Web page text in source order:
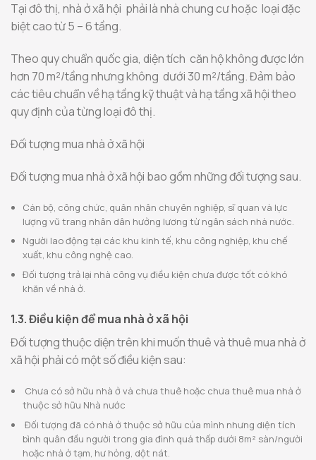
Tại đô thị, nhà ở xã hội phải là nhà chung cư hoặc loại đặc
biệt cao từ 5 – 6 tầng.
Theo quy chuẩn quốc gia, diện tích căn hộ không được lớn
hơn 70 m²/tầng nhưng không dưới 30 m²/tầng. Đảm bảo
các tiêu chuẩn về hạ tầng kỹ thuật và hạ tầng xã hội theo
quy định của từng loại đô thị.
Đối tượng mua nhà ở xã hội
Đối tượng mua nhà ở xã hội bao gồm những đối tượng sau.
Cán bộ, công chức, quân nhân chuyên nghiệp, sĩ quan và lực
lượng vũ trang nhân dân hưởng lương từ ngân sách nhà nước.
Người lao động tại các khu kinh tế, khu công nghiệp, khu chế
xuất, khu công nghệ cao.
Đối tượng trả lại nhà công vụ điều kiện chưa được tốt có khó
khăn về nhà ở.
1.3. Điều kiện để mua nhà ở xã hội
Đối tượng thuộc diện trên khi muốn thuê và thuê mua nhà ở
xã hội phải có một số điều kiện sau:
Chưa có sở hữu nhà ở và chưa thuê hoặc chưa thuê mua nhà ở
thuộc sở hữu Nhà nước
Đối tượng đã có nhà ở thuộc sở hữu của mình nhưng diện tích
bình quân đầu người trong gia đình quá thấp dưới 8m² sàn/người
hoặc nhà ở tạm, hư hỏng, dột nát.